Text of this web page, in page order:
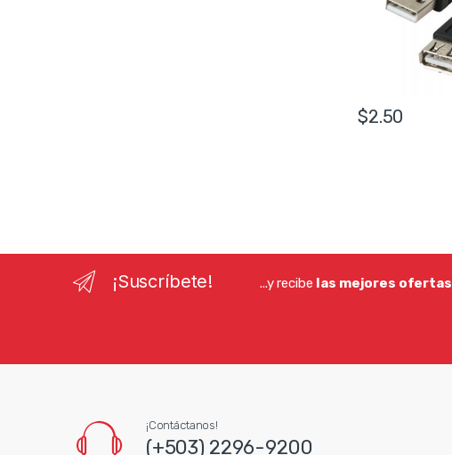
$2.50
¡Suscríbete! ...y recibe las mejores ofertas
¡Contáctanos!
(+503) 2296-9200